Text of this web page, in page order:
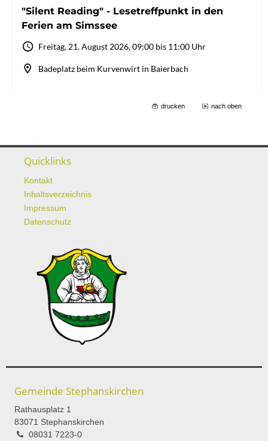
drucken nach oben
Quicklinks
Kontakt
Inhaltsverzeichnis
Impressum
Datenschutz
Gemeinde Stephanskirchen
Rathausplatz 1
83071 Stephanskirchen
08031 7223-0